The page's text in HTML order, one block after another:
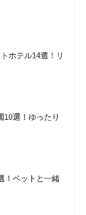
ホテル14選！リ
10選！ゆったり
！ペットと一緒